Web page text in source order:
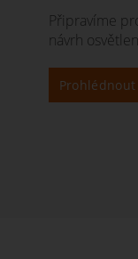
Připravíme
návrh
Prohlédnout